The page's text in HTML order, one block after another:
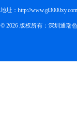
地址：http://
© 2026 版权所有：深圳通瑞